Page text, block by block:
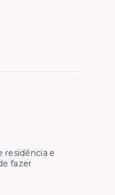
residência e
fazer